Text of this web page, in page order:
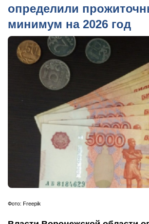
определили
минимум на 2026 год
Фото: Freepik